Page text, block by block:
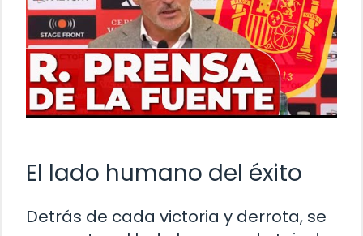
El lado humano del éxito
Detrás de cada victoria y derrota, se